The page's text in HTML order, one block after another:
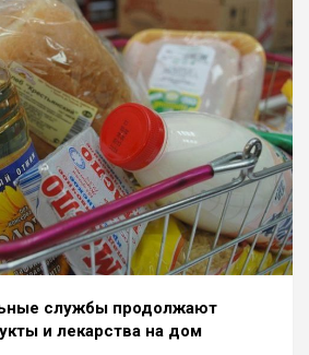
службы продолжают
и лекарства на дом